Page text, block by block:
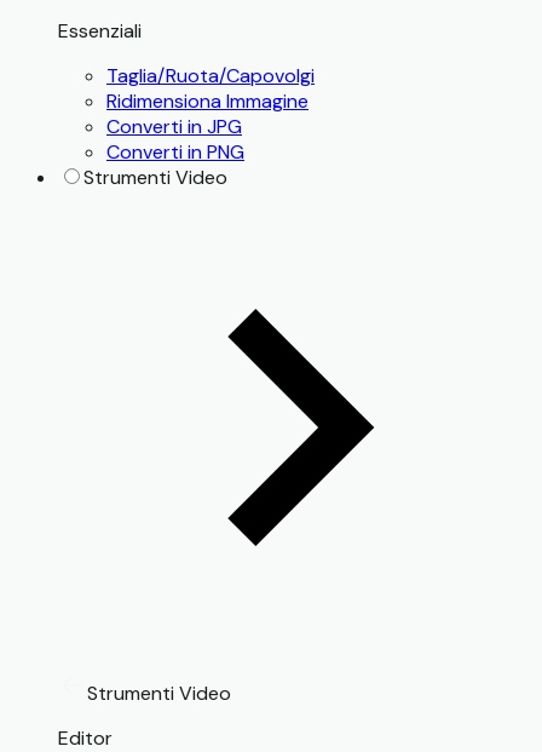
Essenziali
Taglia/Ruota/Capovolgi
Ridimensiona Immagine
Converti in JPG
Converti in PNG
Strumenti Video
Strumenti Video
Editor